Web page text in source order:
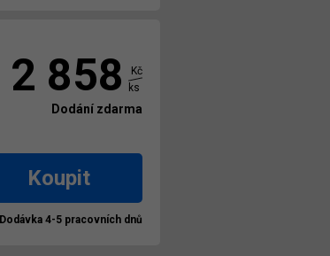
2 858
Kč
ks
Dodání zdarma
Koupit
Dodávka 4-5 pracovních dnů